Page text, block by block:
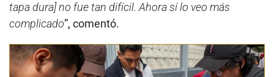
tapa dura]no fue tan difícil. Ahora sí lo veo más
complicado”, comentó.